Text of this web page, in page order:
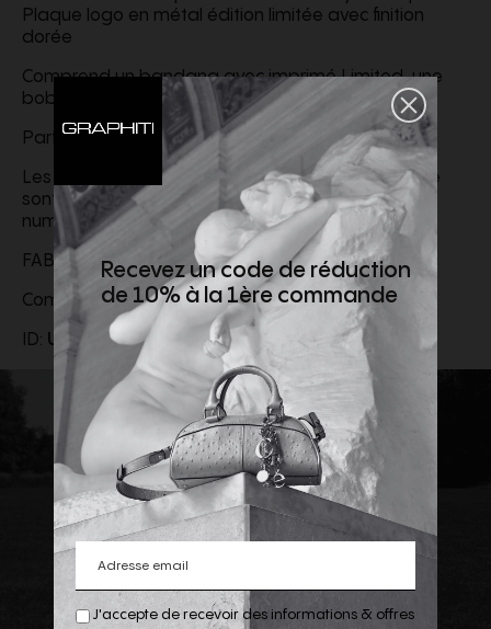
Plaque logo en métal édition limitée avec finition
dorée
Comprend un bandana avec imprimé Limited, une
bobine de fil et un échantillon de parfum
Parfumé avec le parfum signature Jacob Cohën
Les images de l'étiquette arrière affichées en ligne
sont uniquement à des fins d'illustration et sont
numérotées à titre d'échantillons.
FABRIQUÉ EN ITALIE
Composition : 90% coton, 10% polyester
ID: UQL0430S3604884D
J'accepte de recevoir des informations & offres
Recevez un code de réduction
de 10% à la 1ère commande